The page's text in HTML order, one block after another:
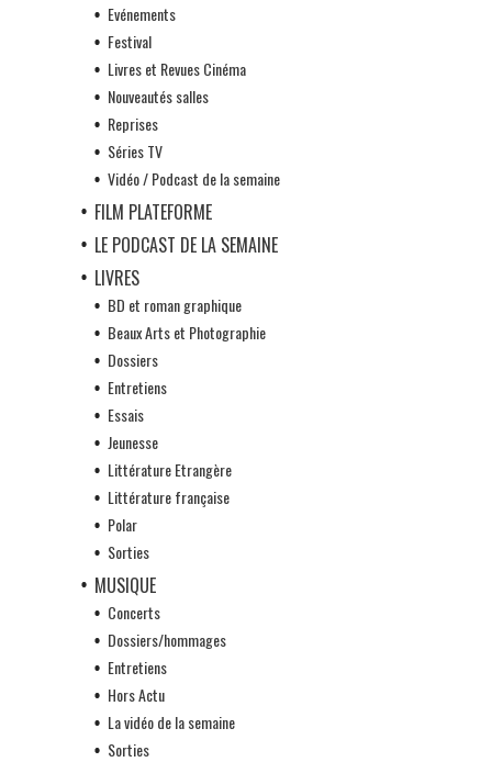
Evénements
Festival
Livres et Revues Cinéma
Nouveautés salles
Reprises
Séries TV
Vidéo / Podcast de la semaine
FILM PLATEFORME
LE PODCAST DE LA SEMAINE
LIVRES
BD et roman graphique
Beaux Arts et Photographie
Dossiers
Entretiens
Essais
Jeunesse
Littérature Etrangère
Littérature française
Polar
Sorties
MUSIQUE
Concerts
Dossiers/hommages
Entretiens
Hors Actu
La vidéo de la semaine
Sorties